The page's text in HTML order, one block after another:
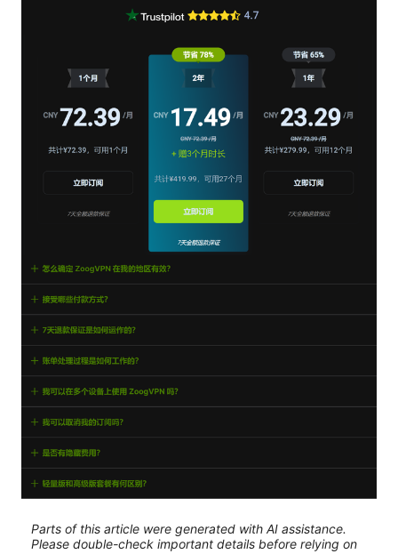
Parts of this article were generated with AI assistance.
Please double-check important details before relying on